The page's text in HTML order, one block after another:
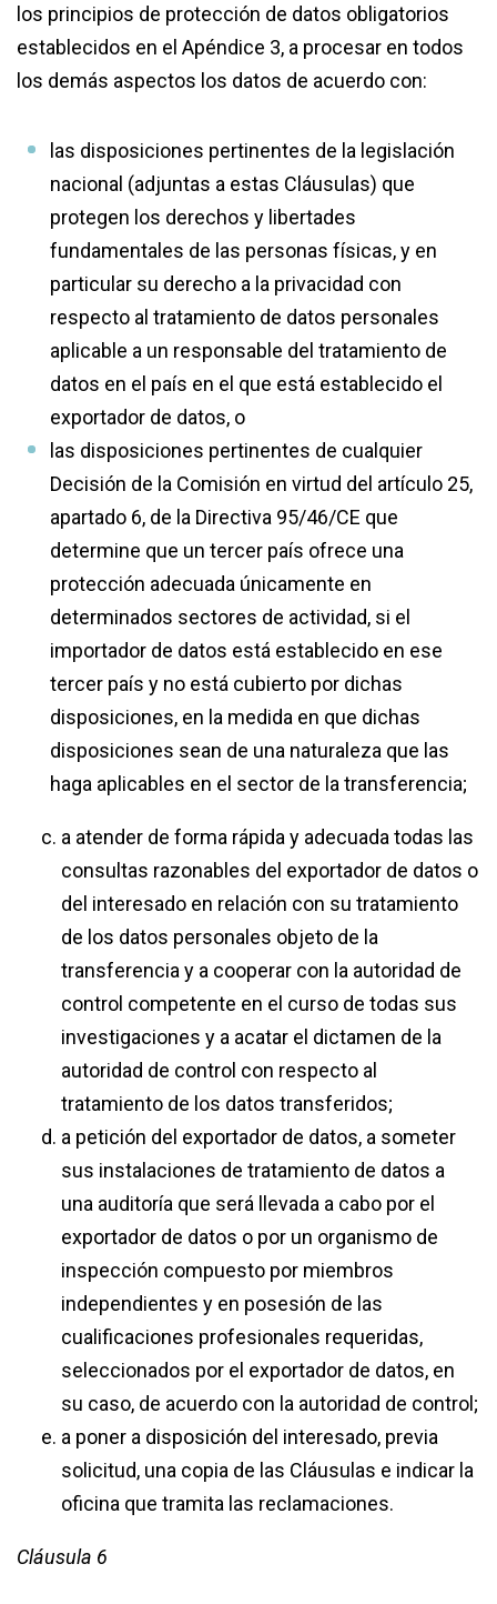
los principios de protección de datos obligatorios
establecidos en el Apéndice 3, a procesar en todos
los demás aspectos los datos de acuerdo con:
las disposiciones pertinentes de la legislación
nacional (adjuntas a estas Cláusulas) que
protegen los derechos y libertades
fundamentales de las personas físicas, y en
particular su derecho a la privacidad con
respecto al tratamiento de datos personales
aplicable a un responsable del tratamiento de
datos en el país en el que está establecido el
exportador de datos, o
las disposiciones pertinentes de cualquier
Decisión de la Comisión en virtud del artículo 25,
apartado 6, de la Directiva 95/46/CE que
determine que un tercer país ofrece una
protección adecuada únicamente en
determinados sectores de actividad, si el
importador de datos está establecido en ese
tercer país y no está cubierto por dichas
disposiciones, en la medida en que dichas
disposiciones sean de una naturaleza que las
haga aplicables en el sector de la transferencia;
a atender de forma rápida y adecuada todas las
consultas razonables del exportador de datos o
del interesado en relación con su tratamiento
de los datos personales objeto de la
transferencia y a cooperar con la autoridad de
control competente en el curso de todas sus
investigaciones y a acatar el dictamen de la
autoridad de control con respecto al
tratamiento de los datos transferidos;
a petición del exportador de datos, a someter
sus instalaciones de tratamiento de datos a
una auditoría que será llevada a cabo por el
exportador de datos o por un organismo de
inspección compuesto por miembros
independientes y en posesión de las
cualificaciones profesionales requeridas,
seleccionados por el exportador de datos, en
su caso, de acuerdo con la autoridad de control;
a poner a disposición del interesado, previa
solicitud, una copia de las Cláusulas e indicar la
oficina que tramita las reclamaciones.
Cláusula 6